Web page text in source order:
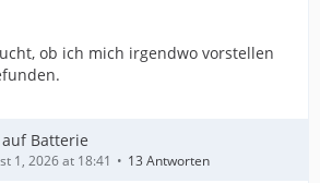
ob ich mich irgendwo vorstellen
Batterie
1, 2026 at 18:41 13 Antworten